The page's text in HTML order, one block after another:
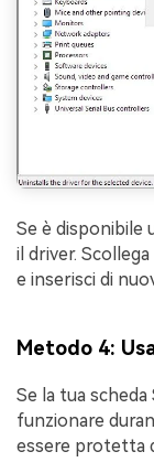
Se è disponibile
il driver.
e inserisci di
Metodo 4:
Se la tua
funzionare
essere protetta